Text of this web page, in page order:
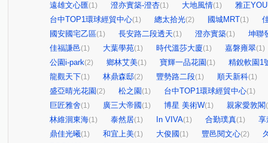
遠雄文心匯(1) 澄亦實築-澄杏(1) 大地風情(1)
雅正
台中TOP1環球經貿中心(1) 總太拾光(2) 國城MRT(1)
國安國宅乙區(1) 長安路二段透天(1) 澄亦實築(1)
坤聯
佳福謙邑(1) 大葉學苑(1) 時代溫莎大廈(1) 嘉磐雍翠(1)
公園i-park(2) 鄉林艾美(1) 寶輝一品花園 (1)
精銳軟園1
龍觀天下(1) 林鼎森邸(2) 豐勢路二段(1) 順天新科(1)
盛亞晴光花園 (2) 松之園 (1) 台中TOP1環球經貿中心(1)
巨匠雅舍(1) 廣三大帝國 (1) 博星 美術W(1) 親家愛敦閣
林維洄東海(1) 泰然居(1) In VIVA(1) 合勤璞真(1)
享
鼎佳光曦(1) 和宜上美(1) 大俊國 (1) 豐邑閱文心(2)